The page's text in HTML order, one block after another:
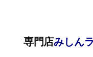
専門店みしん